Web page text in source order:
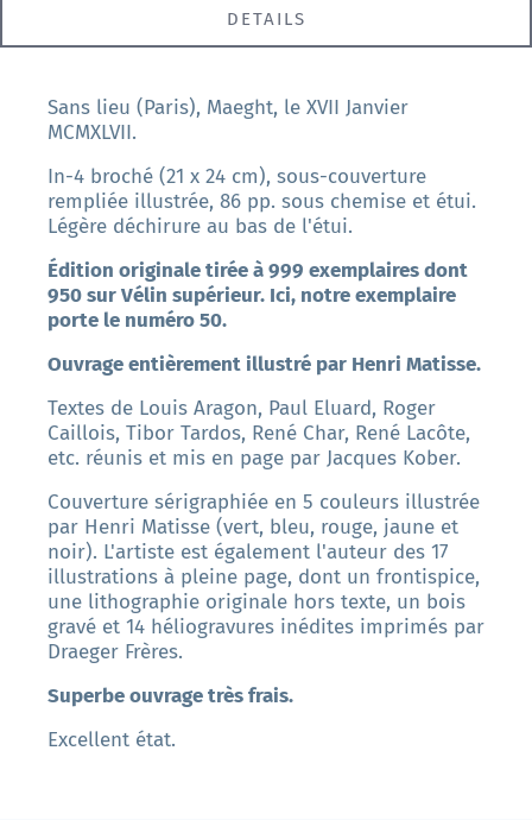
DETAILS
Sans lieu (Paris), Maeght, le XVII Janvier
MCMXLVII.
In-4 broché (21 x 24 cm), sous-couverture
rempliée illustrée, 86 pp. sous chemise et étui.
Légère déchirure au bas de l'étui.
Édition originale tirée à 999 exemplaires dont
950 sur Vélin supérieur. Ici, notre exemplaire
porte le numéro 50.
Ouvrage entièrement illustré par Henri Matisse.
Textes de Louis Aragon, Paul Eluard, Roger
Caillois, Tibor Tardos, René Char, René Lacôte,
etc. réunis et mis en page par Jacques Kober.
Couverture sérigraphiée en 5 couleurs illustrée
par Henri Matisse (vert, bleu, rouge, jaune et
noir). L'artiste est également l'auteur des 17
illustrations à pleine page, dont un frontispice,
une lithographie originale hors texte, un bois
gravé et 14 héliogravures inédites imprimés par
Draeger Frères.
Superbe ouvrage très frais.
Excellent état.